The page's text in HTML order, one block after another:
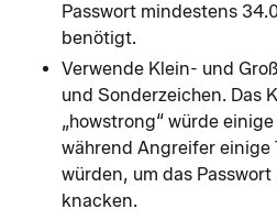
Passwort mindestens
benötigt.
Verwende Klein- und
und Sonderzeichen. Das
„howstrong“ würde
während Angreifer einige
würden, um das Passwort
knacken.